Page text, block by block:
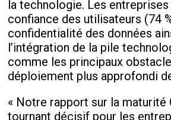
la technologie. Les
confiance des utilisateurs (74
confidentialité des données
l’intégration de la pile
comme les principaux
déploiement plus approfondi
« Notre rapport sur la maturité
tournant décisif pour les